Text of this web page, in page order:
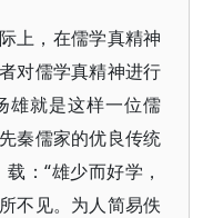
上，在儒学真精神
对儒学真精神进行
雄就是这样一位儒
秦儒家的优良传统
：“雄少而好学，
不见。为人简易佚